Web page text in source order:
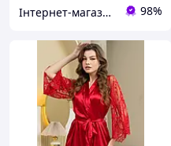
Інтернет-магазин "Carmen" 98%